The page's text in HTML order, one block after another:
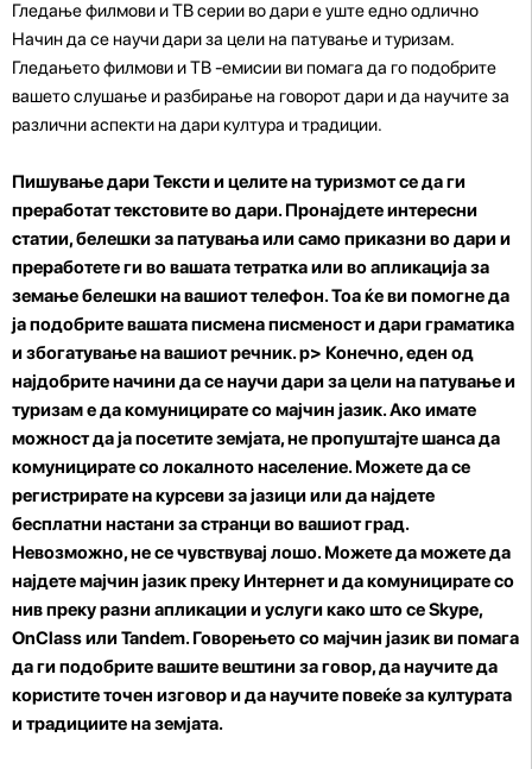
Гледање филмови и ТВ серии во дари е уште едно одлично
Начин да се научи дари за цели на патување и туризам.
Гледањето филмови и ТВ -емисии ви помага да го подобрите
вашето слушање и разбирање на говорот дари и да научите за
различни аспекти на дари култура и традиции.
Пишување дари Тексти и целите на туризмот се да ги
преработат текстовите во дари. Пронајдете интересни
статии, белешки за патувања или само приказни во дари и
преработете ги во вашата тетратка или во апликација за
земање белешки на вашиот телефон. Тоа ќе ви помогне да
ја подобрите вашата писмена писменост и дари граматика
и збогатување на вашиот речник. p> Конечно, еден од
најдобрите начини да се научи дари за цели на патување и
туризам е да комуницирате со мајчин јазик. Ако имате
можност да ја посетите земјата, не пропуштајте шанса да
комуницирате со локалното население. Можете да се
регистрирате на курсеви за јазици или да најдете
бесплатни настани за странци во вашиот град.
Невозможно, не се чувствувај лошо. Можете даможете да
најдете мајчин јазик преку Интернети да комуницирате со
нив преку разни апликации и услуги како што се Skype,
OnClass или Tandem. Говорењето со мајчин јазик ви помага
да ги подобрите вашите вештини за говор, да научите да
користите точен изговор и да научите повеќе за културата
и традициите на земјата.